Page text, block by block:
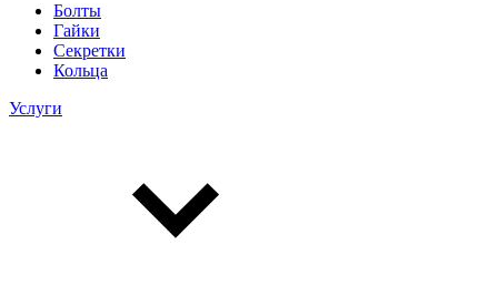
Болты
Гайки
Секретки
Кольца
Услуги